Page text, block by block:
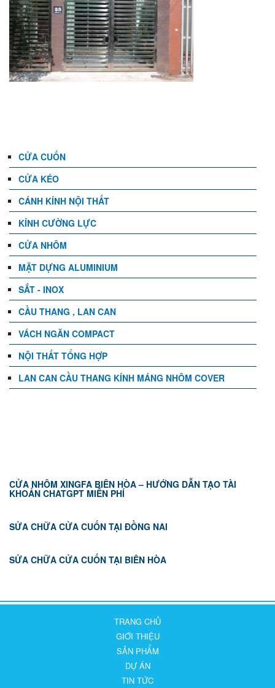
CỬA CUỐN
CỬA KÉO
CÁNH KÍNH NỘI THẤT
KÍNH CƯỜNG LỰC
CỬA NHÔM
MẶT DỰNG ALUMINIUM
SẮT - INOX
CẦU THANG , LAN CAN
VÁCH NGĂN COMPACT
NỘI THẤT TỔNG HỢP
LAN CAN CẦU THANG KÍNH MÁNG NHÔM COVER
CỬA NHÔM XINGFA BIÊN HÒA – HƯỚNG DẪN TẠO TÀI
KHOẢN CHATGPT MIỄN PHÍ
SỬA CHỮA CỬA CUỐN TẠI ĐỒNG NAI
SỬA CHỮA CỬA CUỐN TẠI BIÊN HÒA
TRANG CHỦ
GIỚI THIỆU
SẢN PHẨM
DỰ ÁN
TIN TỨC